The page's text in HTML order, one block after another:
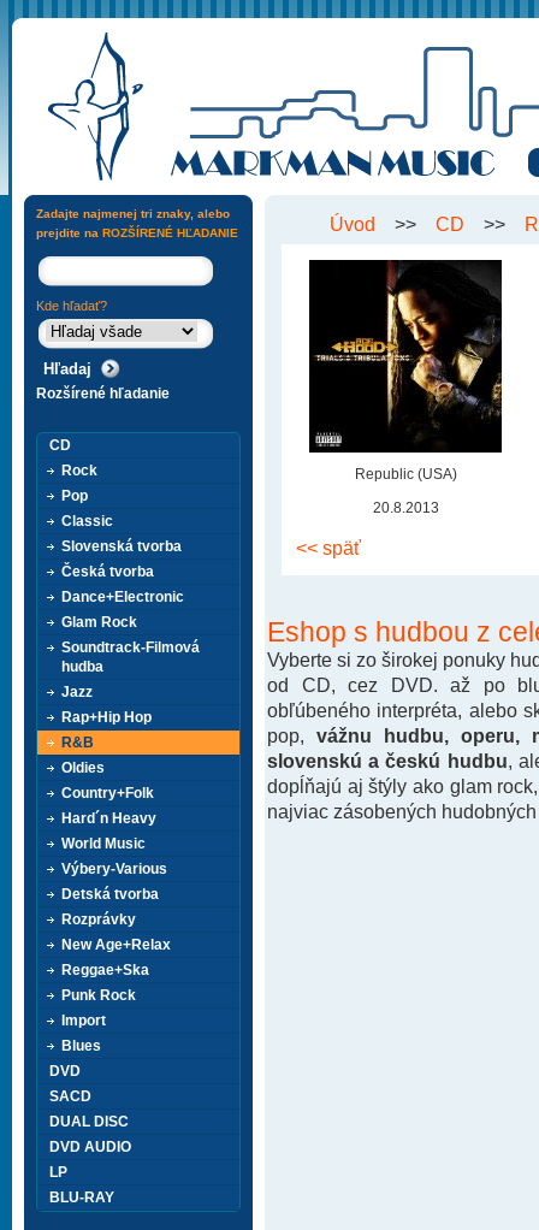
Úvod >> CD >>
Republic (USA)
20.8.2013
<< späť
Eshop s hudbou z
Vyberte si zo širokej ponuky
od CD, cez DVD. až po
obľúbeného interpréta, alebo
pop, vážnu hudbu, operu,
slovenskú a českú hudbu ,
dopĺňajú aj štýly ako glam
najviac zásobených
Zadajte najmenej tri znaky, alebo
prejdite na ROZŠÍRENÉ HĽADANIE
Kde hľadať?
Rozšírené hľadanie
CD
Rock
Pop
Classic
Slovenská tvorba
Česká tvorba
Dance+Electronic
Glam Rock
Soundtrack-Filmová
hudba
Jazz
Rap+Hip Hop
R&B
Oldies
Country+Folk
Hard´n Heavy
World Music
Výbery-Various
Detská tvorba
Rozprávky
New Age+Relax
Reggae+Ska
Punk Rock
Import
Blues
DVD
SACD
DUAL DISC
DVD AUDIO
LP
BLU-RAY